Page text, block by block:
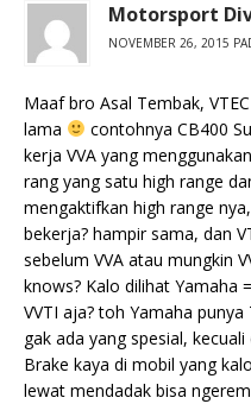
Motorsport
NOVEMBER 26, 2015
Maaf bro Asal Tembak,
lama
contohnya CB400
kerja VVA yang
rang yang satu high range
mengaktifkan high range
bekerja? hampir sama, dan
sebelum VVA atau mungkin
knows? Kalo dilihat Yamaha
VVTI aja? toh Yamaha
gak ada yang spesial,
Brake kaya di mobil yang
lewat mendadak bisa